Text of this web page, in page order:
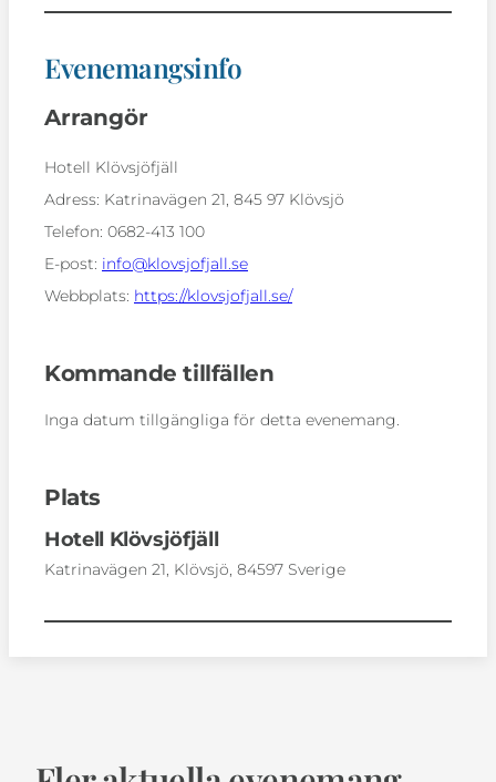
Evenemangsinfo
Arrangör
Hotell Klövsjöfjäll
Adress: Katrinavägen 21, 845 97 Klövsjö
Telefon: 0682-413 100
E-post: info@klovsjofjall.se
Webbplats: https://klovsjofjall.se/
Kommande tillfällen
Inga datum tillgängliga för detta evenemang.
Plats
Hotell Klövsjöfjäll
Katrinavägen 21, Klövsjö, 84597 Sverige